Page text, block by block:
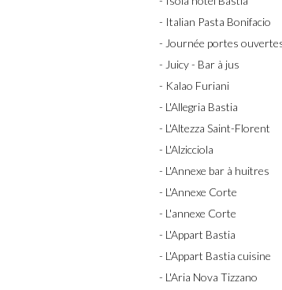
- Italian Pasta Bonifacio
- Journée portes
- Juicy - Bar à jus
- Kalao Furiani
- L'Allegria Bastia
- L'Altezza Saint-Florent
- L'Alzicciola
- L'Annexe bar à huitres
- L'Annexe Corte
- L'annexe Corte
- L'Appart Bastia
- L'Appart Bastia cuisine
- L'Aria Nova Tizzano